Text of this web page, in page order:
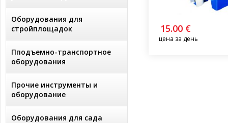
Оборудования для
стройплощадок
Пподъемно-транспортное
оборудования
Прочие инструменты и
оборудование
Оборудования для сада
15.00 €
цена за день